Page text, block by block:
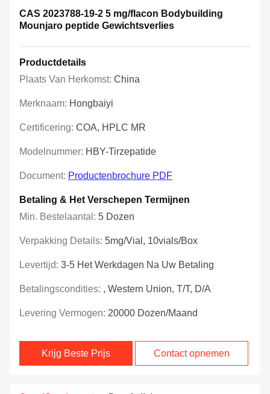
CAS 2023788-19-2 5 mg/flacon Bodybuilding
Mounjaro peptide Gewichtsverlies
Productdetails
Plaats Van Herkomst: China
Merknaam: Hongbaiyi
Certificering: COA, HPLC MR
Modelnummer: HBY-Tirzepatide
Document: Productenbrochure PDF
Betaling & Het Verschepen Termijnen
Min. Bestelaantal: 5 Dozen
Verpakking Details: 5mg/vial, 10vials/box
Levertijd: 3-5 Het Werkdagen Na Uw Betaling
Betalingscondities: , Western Union, T/T, D/A
Levering Vermogen: 20000 Dozen/Maand
Krijg Beste Prijs Contact opnemen